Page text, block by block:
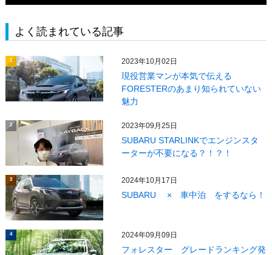
よく読まれている記事
1 2023年10月02日
現役営業マンが本気で伝える
FORESTERのあまり知られていない
魅力
2 2023年09月25日
SUBARU STARLINKでエンジンスタ
ーターが不要になる？！？！
3 2024年10月17日
SUBARU × 車中泊 をするなら！
4 2024年09月09日
フォレスター グレードランキング発